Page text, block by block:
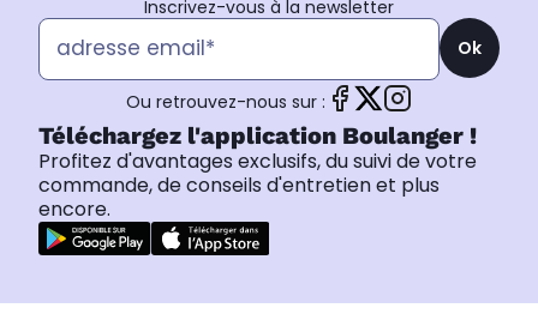
Inscrivez-vous à la newsletter
Ok
Ou retrouvez-nous sur :
Téléchargez l'application Boulanger !
Profitez d'avantages exclusifs, du suivi de votre
commande, de conseils d'entretien et plus
encore.